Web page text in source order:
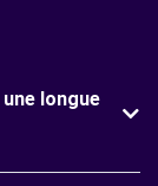
longue